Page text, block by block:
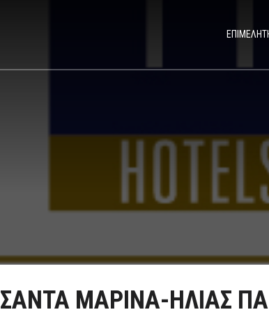
ΣΑΝΤΑ ΜΑΡΙΝΑ-ΗΛΙΑΣ